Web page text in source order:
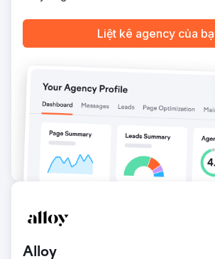
thương hiệu gắn kết và chuyên nghiệp,
tiếng của công ty. Tự tin hơn: Thương
Chuyển đến trang
Liệt kê agency của
Alloy